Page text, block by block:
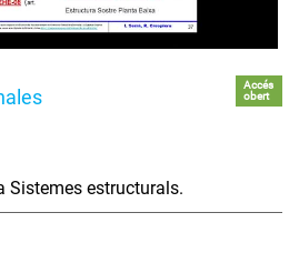
Accés
obert
Sistemes estructurals.